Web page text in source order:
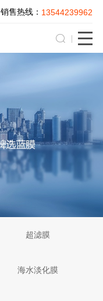
销售热线： 13544239962
超滤膜
海水淡化膜